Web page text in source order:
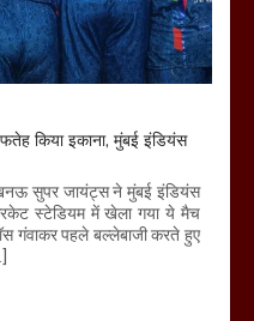
किया इकाना, मुंबई इंडियंस
सुपर जायंट्स ने मुंबई इंडियंस
स्टेडियम में खेला गया ये मैच
गंवाकर पहले बल्लेबाजी करते हुए